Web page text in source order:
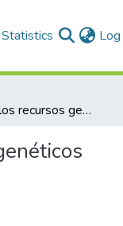
Statistics
Estado de los recursos genéticos forestales en Ecuador